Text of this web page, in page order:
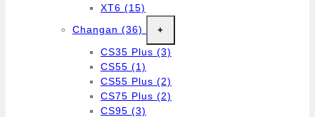
XT6 (15)
Changan (36) +
CS35 Plus (3)
CS55 (1)
CS55 Plus (2)
CS75 Plus (2)
CS95 (3)